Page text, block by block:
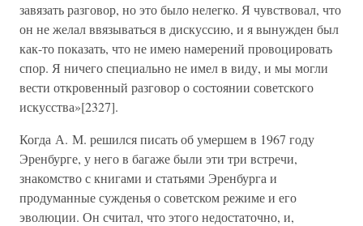
завязать разговор, но это было нелегко. Я чувствовал, что
он не желал ввязываться в дискуссию, и я вынужден был
как-то показать, что не имею намерений провоцировать
спор. Я ничего специально не имел в виду, и мы могли
вести откровенный разговор о состоянии советского
искусства»[2327].
Когда А. М. решился писать об умершем в 1967 году
Эренбурге, у него в багаже были эти три встречи,
знакомство с книгами и статьями Эренбурга и
продуманные сужденья о советском режиме и его
эволюции. Он считал, что этого недостаточно, и,